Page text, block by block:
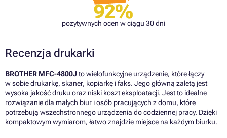
92%
pozytywnych ocen w ciągu 30 dni
Recenzja drukarki
BROTHER MFC-4800J to wielofunkcyjne urządzenie, które łączy
w sobie drukarkę, skaner, kopiarkę i faks. Jego główną zaletą jest
wysoka jakość druku oraz niski koszt eksploatacji. Jest to idealne
rozwiązanie dla małych biur i osób pracujących z domu, które
potrzebują wszechstronnego urządzenia do codziennej pracy. Dzięki
kompaktowym wymiarom, łatwo znajdzie miejsce na każdym biurku.